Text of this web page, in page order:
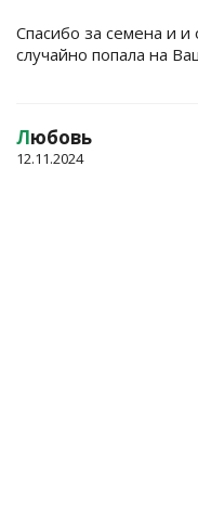
Спасибо за семена и и
случайно попала на
Любовь
12.11.2024